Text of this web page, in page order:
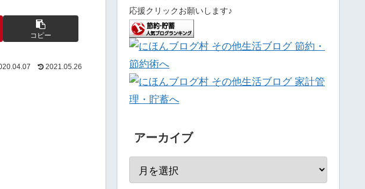
コピー
2021.05.26
応援クリックお願いします♪
アーカイブ